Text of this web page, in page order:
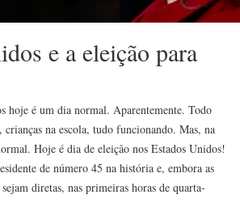
e a eleição para
hoje é um dia normal. Aparentemente. Todo
crianças na escola, tudo funcionando. Mas, na
Hoje é dia de eleição nos Estados Unidos!
de número 45 na história e, embora as
diretas, nas primeiras horas de quarta-